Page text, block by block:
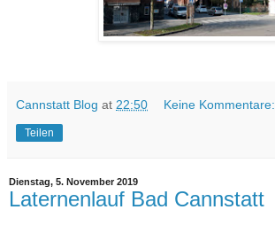
Cannstatt Blog at 22:50 Keine Kommentare:
Teilen
Dienstag, 5. November 2019
Laternenlauf Bad Cannstatt